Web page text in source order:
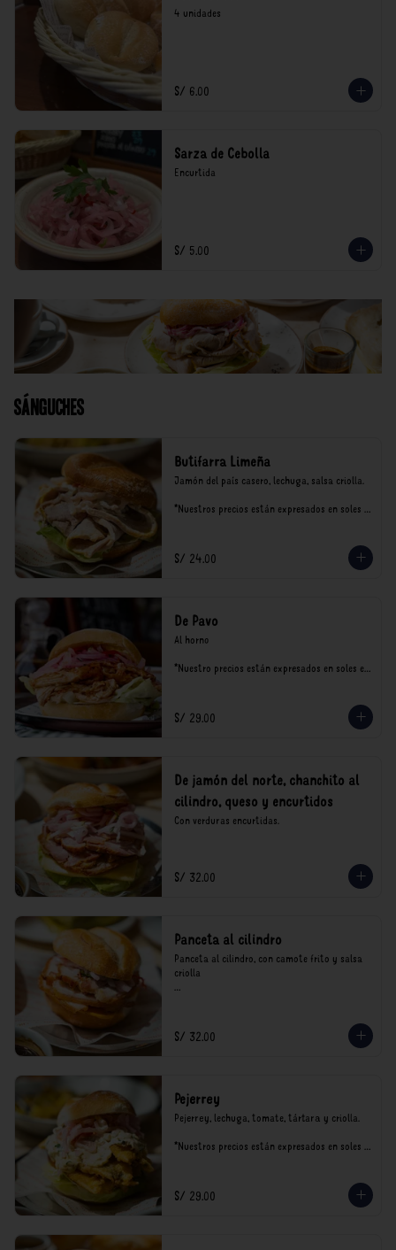
4 unidades
S/ 6.00
Sarza de Cebolla
Encurtida
S/ 5.00
Sánguches
Butifarra Limeña
Jamón del país casero, lechuga, salsa criolla.
*Nuestros precios están expresados en soles e
S/ 24.00
De Pavo
Al horno
*Nuestro precios están expresados en soles e
S/ 29.00
De jamón del norte, chanchito al
cilindro, queso y encurtidos
Con verduras encurtidas.
S/ 32.00
Panceta al cilindro
Panceta al cilindro, con camote frito y salsa
criolla
consumo.
S/ 32.00
Pejerrey
Pejerrey, lechuga, tomate, tártara y criolla.
*Nuestros precios están expresados en soles e
S/ 29.00